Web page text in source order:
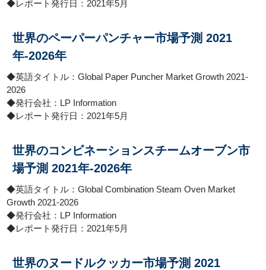
◆レポート発行日：2021年5月
世界のペーパーパンチャー市場予測 2021
年-2026年
◆英語タイトル：Global Paper Puncher Market Growth 2021-
2026
◆発行会社：LP Information
◆レポート発行日：2021年5月
世界のコンビネーションスチームオーブン市
場予測 2021年-2026年
◆英語タイトル：Global Combination Steam Oven Market
Growth 2021-2026
◆発行会社：LP Information
◆レポート発行日：2021年5月
世界のヌードルクッカー市場予測 2021